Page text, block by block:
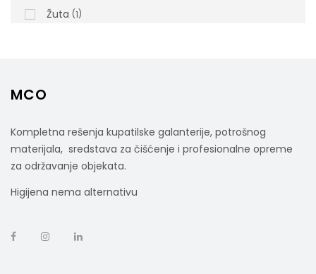
Za Čišćenje 2x15l Sa Presom
Žuta 1
MCO
Kompletna rešenja kupatilske galanterije, potrošnog
materijala, sredstava za čišćenje i profesionalne opreme
za održavanje objekata.
Higijena nema alternativu